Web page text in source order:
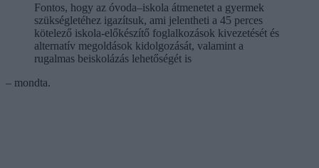
Fontos, hogy az óvoda–iskola átmenetet a gyermek
szükségletéhez igazítsuk, ami jelentheti a 45 perces
kötelező iskola-előkészítő foglalkozások kivezetését és
alternatív megoldások kidolgozását, valamint a
rugalmas beiskolázás lehetőségét is
– mondta.